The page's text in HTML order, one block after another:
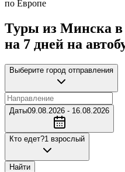
Туры из Минска
на 7 дней на
Выберите город отправления
Даты09.08.2026 - 16.08.2026
Кто едет?1 взрослый
Найти